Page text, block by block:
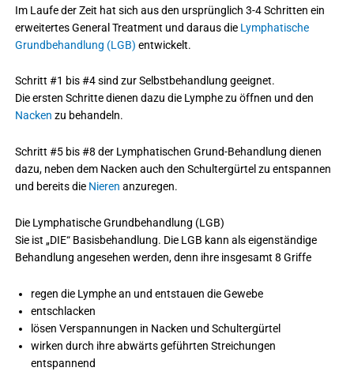
Im Laufe der Zeit hat sich aus den ursprünglich 3-4 Schritten ein
erweitertes General Treatment und daraus die Lymphatische
Grundbehandlung (LGB) entwickelt.
Schritt #1 bis #4 sind zur Selbstbehandlung geeignet.
Die ersten Schritte dienen dazu die Lymphe zu öffnen und den
Nacken zu behandeln.
Schritt #5 bis #8 der Lymphatischen Grund-Behandlung dienen
dazu, neben dem Nacken auch den Schultergürtel zu entspannen
und bereits die Nieren anzuregen.
Die Lymphatische Grundbehandlung (LGB)
Sie ist „DIE“ Basisbehandlung. Die LGB kann als eigenständige
Behandlung angesehen werden, denn ihre insgesamt 8 Griffe
regen die Lymphe an und entstauen die Gewebe
entschlacken
lösen Verspannungen in Nacken und Schultergürtel
wirken durch ihre abwärts geführten Streichungen
entspannend